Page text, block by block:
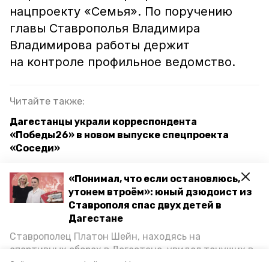
«Понимал, что если остановлюсь,
утонем втроём»: юный дзюдоист из
Ставрополя спас двух детей в
Дагестане
Ставрополец Платон Шейн, находясь на
спортивных сборах в Дегестане, увидел тонущих в
нацпроекту «Семья». По поручению
главы Ставрополья Владимира
Владимирова работы держит
на контроле профильное ведомство.
Читайте также:
Дагестанцы украли корреспондента
«Победы26» в новом выпуске спецпроекта
«Соседи»
Исторический особняк Венециановых в центре
Ставрополя может превратиться в кафе
Музеи Ставрополья вышли в финал
всероссийского конкурса — губернатор
Владимиров